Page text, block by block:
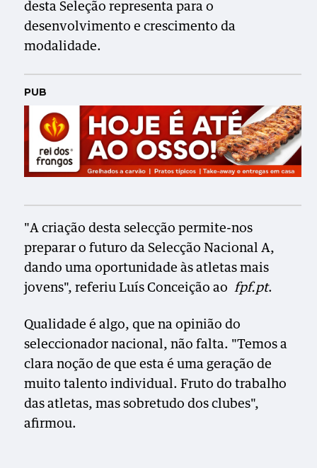
desta Seleção representa para o
desenvolvimento e crescimento da
modalidade.
PUB
"A criação desta selecção permite-nos
preparar o futuro da Selecção Nacional A,
dando uma oportunidade às atletas mais
jovens", referiu Luís Conceição ao fpf.pt.
Qualidade é algo, que na opinião do
seleccionador nacional, não falta. "Temos a
clara noção de que esta é uma geração de
muito talento individual. Fruto do trabalho
das atletas, mas sobretudo dos clubes",
afirmou.